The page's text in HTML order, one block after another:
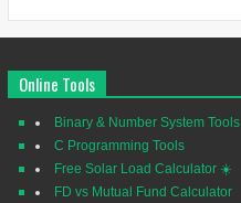
Online Tools
Binary & Number System Tools
C Programming Tools
Free Solar Load Calculator ☀️
FD vs Mutual Fund Calculator